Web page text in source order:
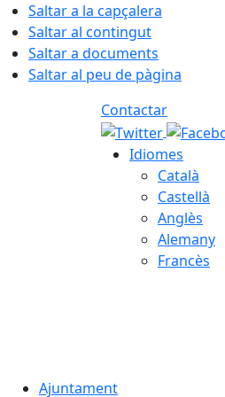
Saltar a la capçalera
Saltar al contingut
Saltar a documents
Saltar al peu de pàgina
Contactar
Idiomes
Català
Castellà
Anglès
Alemany
Francès
Ajuntament